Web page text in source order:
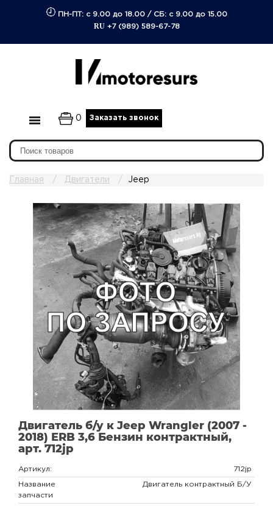
ПН-ПТ: с 9.00 до 18.00/ СБ: с 9.00 до 15.00
RU +7 (989) 589-67-78
0 Заказать звонок
Главная Двигатели Jeep
Двигатель б/у к Jeep Wrangler (2007 -
2018) ERB 3,6 Бензин контрактный,
арт. 712jp
Артикул: 712jp
Название
запчасти
Двигатель контрактный Б/У